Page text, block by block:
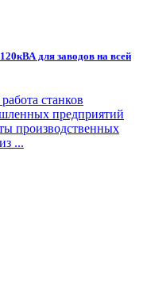
для заводов на всей
станков
предприятий
производственных
...